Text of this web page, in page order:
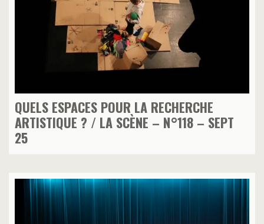
QUELS ESPACES POUR LA RECHERCHE
ARTISTIQUE ? / LA SCÈNE – N°118 – SEPT
25